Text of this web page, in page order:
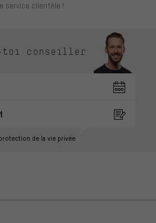
service clientèle !
toi conseiller
de la vie privée